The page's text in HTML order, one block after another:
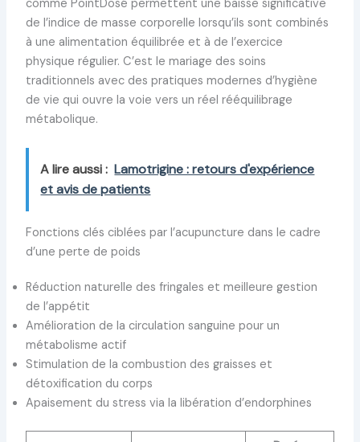
comme PointDosé permettent une baisse significative
de l’indice de masse corporelle lorsqu’ils sont combinés
à une alimentation équilibrée et à de l’exercice
physique régulier. C’est le mariage des soins
traditionnels avec des pratiques modernes d’hygiène
de vie qui ouvre la voie vers un réel rééquilibrage
métabolique.
A lire aussi : Lamotrigine : retours d'expérience
et avis de patients
Fonctions clés ciblées par l’acupuncture dans le cadre
d’une perte de poids
Réduction naturelle des fringales et meilleure gestion
de l’appétit
Amélioration de la circulation sanguine pour un
métabolisme actif
Stimulation de la combustion des graisses et
détoxification du corps
Apaisement du stress via la libération d’endorphines